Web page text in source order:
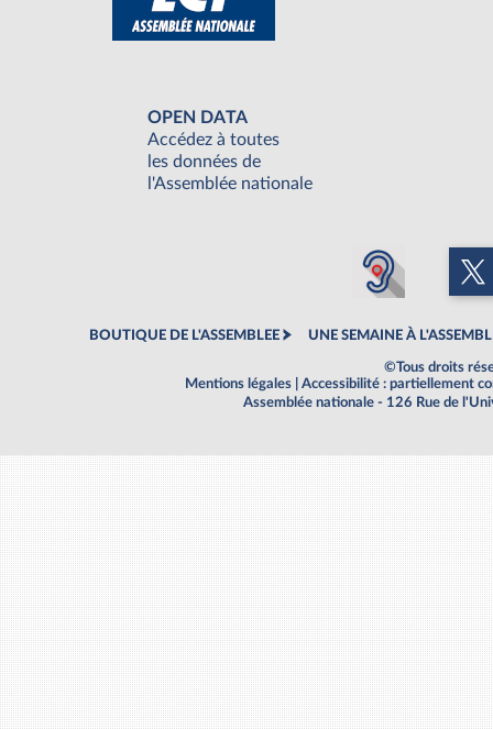
OPEN DATA
Accédez à toutes
les données de
l'Assemblée nationale
BOUTIQUE DE L'ASSEMBLEE UNE SEMAINE À
©Tous droits
Mentions légales
Accessibilité : partiellement
Assemblée nationale - 126 Rue de